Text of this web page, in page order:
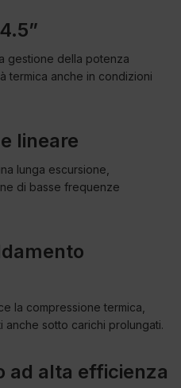
gestione della potenza
termica anche in condizioni
lineare
lunga escursione,
di basse frequenze
la compressione termica,
sotto carichi prolungati.
ad alta efficienza